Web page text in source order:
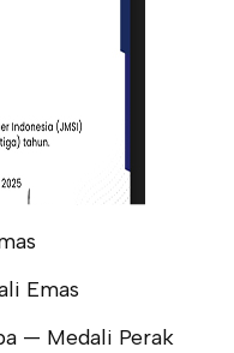
Emas
— Medali Perak